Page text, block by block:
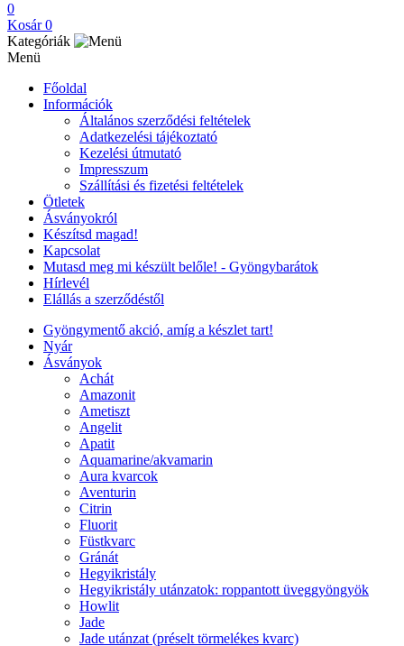
0
Kosár 0
Kategóriák
Menü
Főoldal
Információk
Általános szerződési feltételek
Adatkezelési tájékoztató
Kezelési útmutató
Impresszum
Szállítási és fizetési feltételek
Ötletek
Ásványokról
Készítsd magad!
Kapcsolat
Mutasd meg mi készült belőle! - Gyöngybarátok
Hírlevél
Elállás a szerződéstől
Gyöngymentő akció, amíg a készlet tart!
Nyár
Ásványok
Achát
Amazonit
Ametiszt
Angelit
Apatit
Aquamarine/akvamarin
Aura kvarcok
Aventurin
Citrin
Fluorit
Füstkvarc
Gránát
Hegyikristály
Hegyikristály utánzatok: roppantott üveggyöngyök
Howlit
Jade
Jade utánzat (préselt törmelékes kvarc)